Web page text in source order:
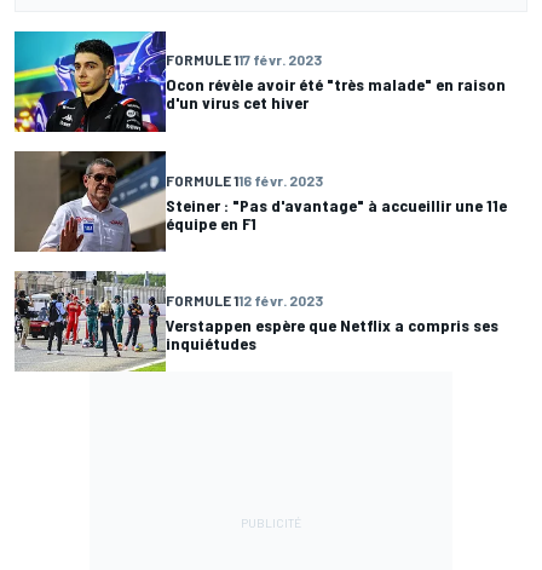
FORMULE 117 févr. 2023
Ocon révèle avoir été "très malade" en raison
d'un virus cet hiver
FORMULE 116 févr. 2023
Steiner : "Pas d'avantage" à accueillir une 11e
équipe en F1
FORMULE 112 févr. 2023
Verstappen espère que Netflix a compris ses
inquiétudes